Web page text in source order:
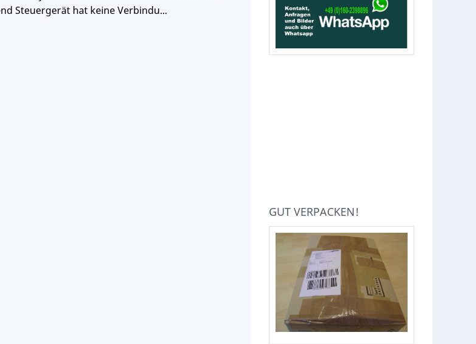
Steuergerät hat keine Verbindu...
GUT VERPACKEN!